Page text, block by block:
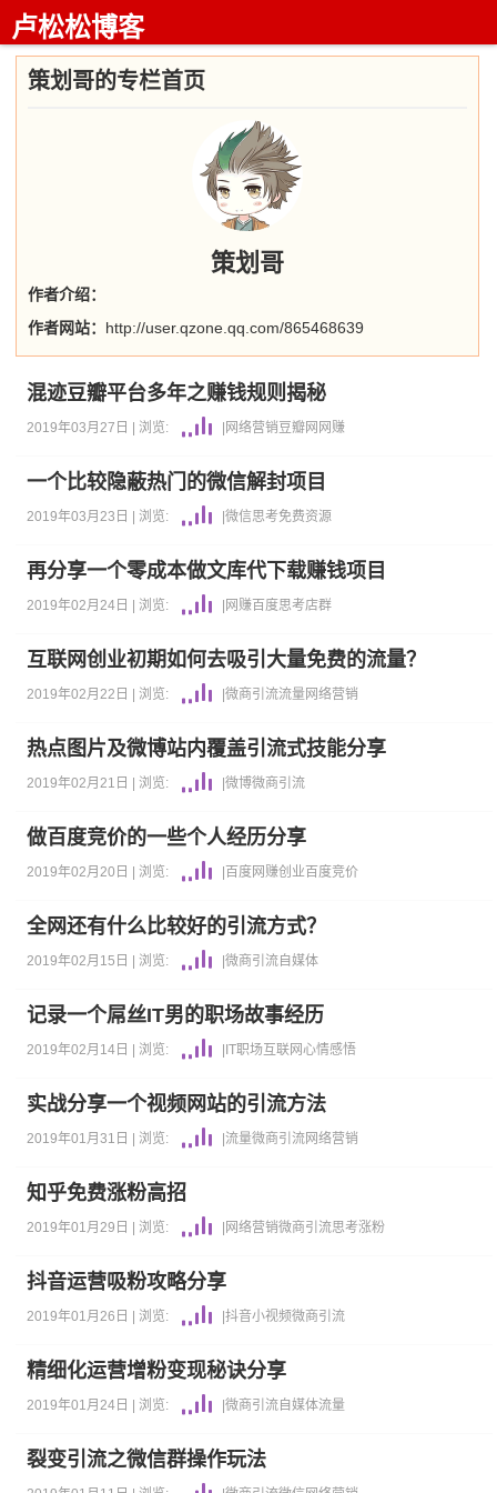
卢松松博客
策划哥的专栏首页
策划哥
作者介绍：
作者网站： http://user.qzone.qq.com/865468639
混迹豆瓣平台多年之赚钱规则揭秘
2019年03月27日 | 浏览: 网络营销 豆瓣网 网赚
一个比较隐蔽热门的微信解封项目
2019年03月23日 | 浏览: |微信思考免费资源
再分享一个零成本做文库代下载赚钱项目
2019年02月24日 | 浏览: 网赚百度思考店群
互联网创业初期如何去吸引大量免费的流量？
2019年02月22日 | 浏览: |微商引流流量网络营销
热点图片及微博站内覆盖引流式技能分享
2019年02月21日 | 浏览: |微博微商引流
做百度竞价的一些个人经历分享
2019年02月20日 | 浏览: 百度 网赚创业百度竞价
全网还有什么比较好的引流方式？
2019年02月15日 | 浏览: |微商引流 自媒体
记录一个屌丝IT男的职场故事经历
2019年02月14日 | 浏览: IT职场 互联网心情感悟
实战分享一个视频网站的引流方法
2019年01月31日 | 浏览: |流量微商引流网络营销
知乎免费涨粉高招
2019年01月29日 | 浏览: 网络营销微商引流思考涨粉
抖音运营吸粉攻略分享
2019年01月26日 | 浏览: |抖音小视频微商引流
精细化运营增粉变现秘诀分享
2019年01月24日 | 浏览: |微商引流 自媒体流量
裂变引流之微信群操作玩法